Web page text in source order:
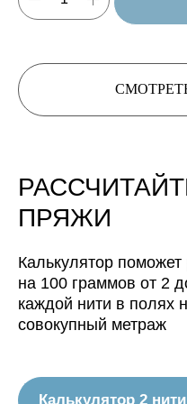
ПРЯЖИ
Калькулятор
на 100 граммов от 2
каждой нити в полях
совокупный метраж
Калькулятор 2 нити
Нить, собранная из
будет иметь
будет иметь